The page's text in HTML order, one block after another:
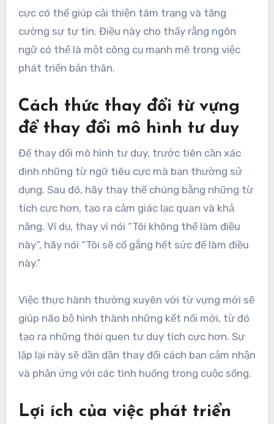
cực có thể giúp cải thiện tâm trạng và tăng
cường sự tự tin. Điều này cho thấy rằng ngôn
ngữ có thể là một công cụ mạnh mẽ trong việc
phát triển bản thân.
Cách thức thay đổi từ vựng
để thay đổi mô hình tư duy
Để thay đổi mô hình tư duy, trước tiên cần xác
định những từ ngữ tiêu cực mà bạn thường sử
dụng. Sau đó, hãy thay thế chúng bằng những từ
tích cực hơn, tạo ra cảm giác lạc quan và khả
năng. Ví dụ, thay vì nói “Tôi không thể làm điều
này”, hãy nói “Tôi sẽ cố gắng hết sức để làm điều
này.”
Việc thực hành thường xuyên với từ vựng mới sẽ
giúp não bộ hình thành những kết nối mới, từ đó
tạo ra những thói quen tư duy tích cực hơn. Sự
lặp lại này sẽ dần dần thay đổi cách bạn cảm nhận
và phản ứng với các tình huống trong cuộc sống.
Lợi ích của việc phát triển